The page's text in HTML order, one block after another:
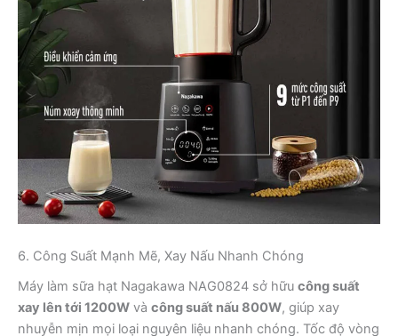
6. Công Suất Mạnh Mẽ, Xay Nấu Nhanh Chóng
Máy làm sữa hạt Nagakawa NAG0824 sở hữu công suất
xay lên tới 1200W và công suất nấu 800W, giúp xay
nhuyễn mịn mọi loại nguyên liệu nhanh chóng. Tốc độ vòng